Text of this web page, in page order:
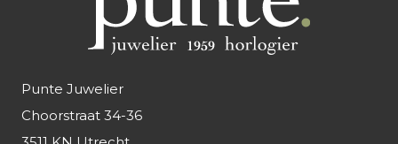
Punte Juwelier
Choorstraat 34-36